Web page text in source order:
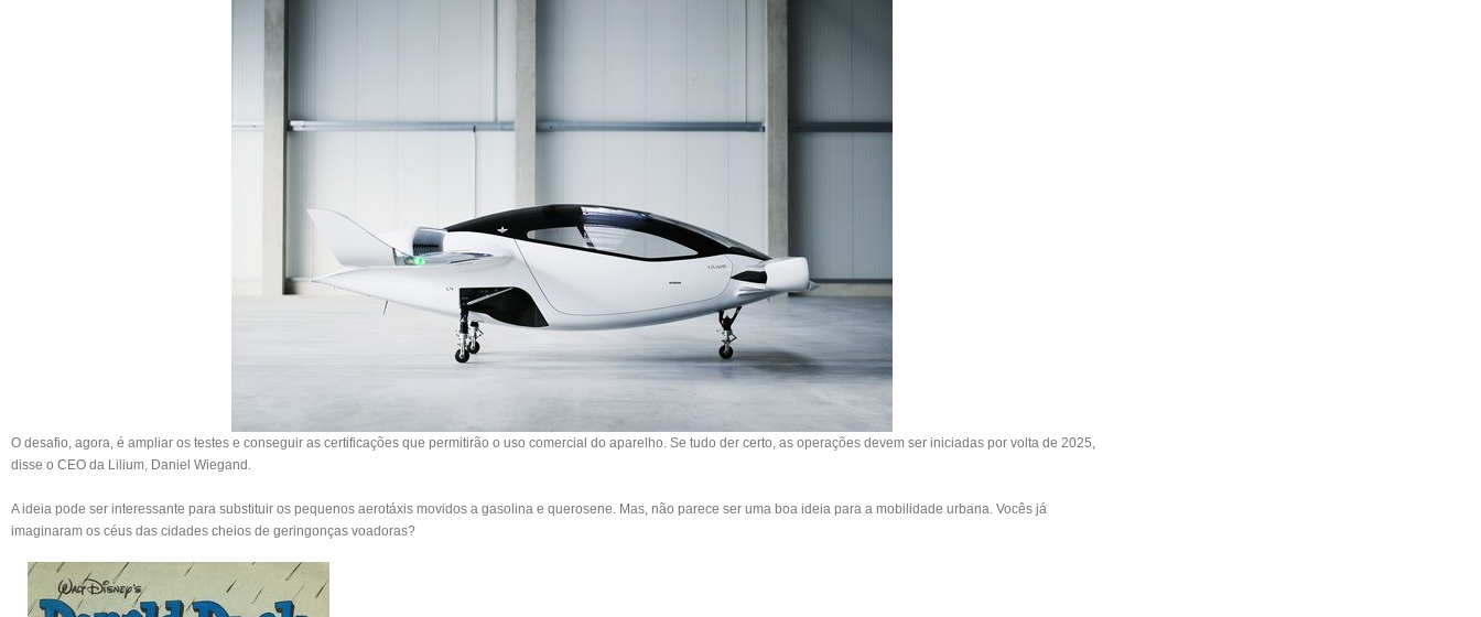
O desafio, agora, é ampliar os testes e conseguir as certificações que permitirão o uso comercial do aparelho. Se tudo der certo, as operações devem ser iniciadas por volta de 2025,
disse o CEO da Lilium, Daniel Wiegand.
A ideia pode ser interessante para substituir os pequenos aerotáxis movidos a gasolina e querosene. Mas, não parece ser uma boa ideia para a mobilidade urbana. Vocês já
imaginaram os céus das cidades cheios de geringonças voadoras?